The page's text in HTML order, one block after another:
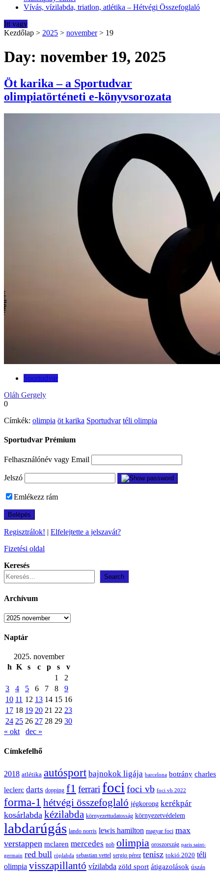
Vívás, vízilabda, triatlon, atlétika – Hétvégi Összefoglaló
Itt vagy
Kezdőlap > 2025 > november > 19
Day: november 19, 2025
Öt karika – a Sportudvar
olimpiatörténeti e-könyvsorozata
Sportudvar
Oláh Gergely
0
Címkék: olimpia öt karika Sportudvar téli olimpia
Sportudvar Prémium
Felhasználónév vagy Email
Jelszó
Emlékezz rám
Regisztrálok! | Elfelejtette a jelszavát?
Fizetési oldal
Keresés
Search
Archívum
Archívum
Naptár
2025. november
h K s c p s
v
1
2
3
4 5 6 7 8
9
10 11 12 13 14 15 16
17 18 19 20 21 22 23
24 25 26 27 28 29 30
« okt
dec »
Címkefelhő
2018 atlétika autósport bajnokok ligája barcelona botrány charles
leclerc darts dopping f1 ferrari foci foci vb foci vb 2022
forma-1 hétvégi összefoglaló jégkorong kerékpár
kosárlabda kézilabda környezettudatosság környezetvédelem
labdarúgás lando norris lewis hamilton magyar foci max
verstappen mclaren mercedes nob olimpia oroszország paris saint-
germain red bull röplabda sebastian vettel sergio pérez tenisz tokió 2020 téli
olimpia visszapillantó vízilabda zöld sport átigazolások úszás